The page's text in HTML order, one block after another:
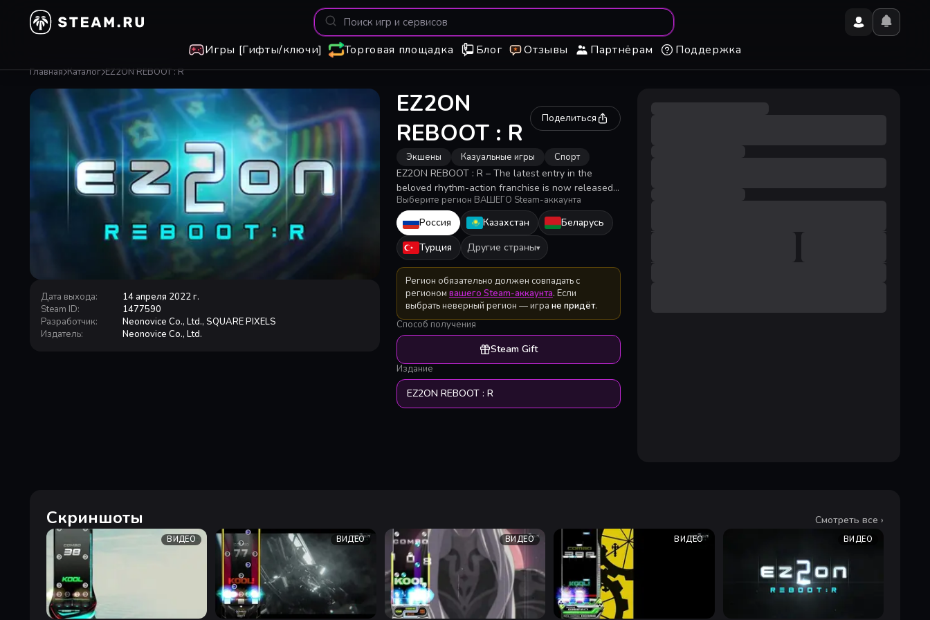
Игры [Гифты/ключи] Торговая площадка Блог Отзывы Партнёрам Поддержка
Главная Каталог EZ2ON REBOOT : R
Дата выхода:
14 апреля 2022 г.
Steam ID:
1477590
Разработчик:
Neonovice Co., Ltd., SQUARE PIXELS
Издатель: Neonovice Co., Ltd.
EZ2ON
REBOOT : R
Поделиться
Экшены Казуальные игры Спорт
EZ2ON REBOOT : R – The latest entry in the
beloved rhythm-action franchise is now released
on Steam! Revisit the huge collection of classics
with remastered audiovisual. Catch up with the
freshest new songs and experiences.
Выберите регион ВАШЕГО Steam-аккаунта
Россия Казахстан
Беларусь
Турция
Другие страны▾
Регион обязательно должен совпадать с
регионом вашего Steam-аккаунта. Если
выбрать неверный регион — игра не придёт.
Способ получения
Steam Gift
Издание
EZ2ON REBOOT : R
Скриншоты Смотреть все ›
ВИДЕО ВИДЕО ВИДЕО ВИДЕО ВИДЕО